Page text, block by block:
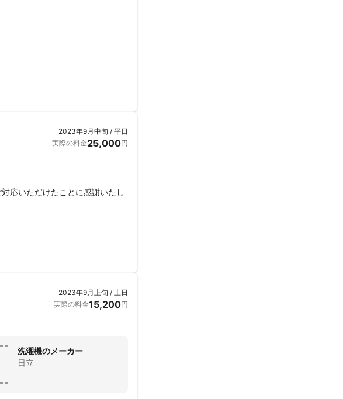
2023年9月中旬 / 平日
実際の料金25,000円
応いただけたことに感謝いたし
2023年9月上旬 / 土日
実際の料金15,200円
洗濯機のメーカー
日立